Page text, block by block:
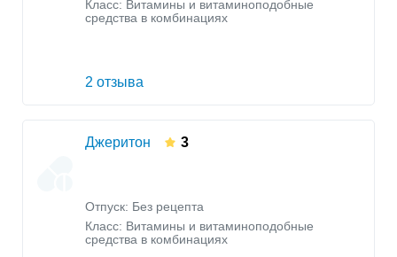
Класс: Витамины и витаминоподобные
средства в комбинациях
2 отзыва
Джеритон 3
Отпуск: Без рецепта
Класс: Витамины и витаминоподобные
средства в комбинациях